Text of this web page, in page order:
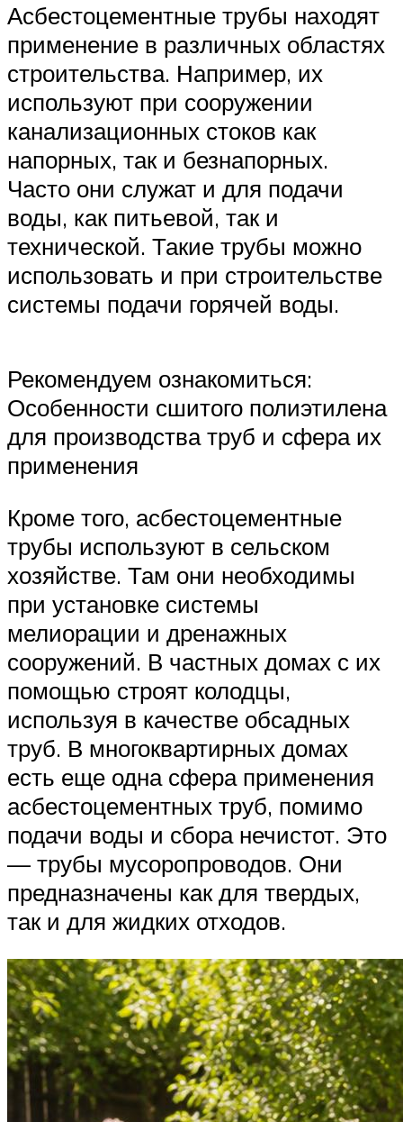
Асбестоцементные трубы находят
применение в различных областях
строительства. Например, их
используют при сооружении
канализационных стоков как
напорных, так и безнапорных.
Часто они служат и для подачи
воды, как питьевой, так и
технической. Такие трубы можно
использовать и при строительстве
системы подачи горячей воды.
Рекомендуем ознакомиться:
Особенности сшитого полиэтилена
для производства труб и сфера их
применения
Кроме того, асбестоцементные
трубы используют в сельском
хозяйстве. Там они необходимы
при установке системы
мелиорации и дренажных
сооружений. В частных домах с их
помощью строят колодцы,
используя в качестве обсадных
труб. В многоквартирных домах
есть еще одна сфера применения
асбестоцементных труб, помимо
подачи воды и сбора нечистот. Это
— трубы мусоропроводов. Они
предназначены как для твердых,
так и для жидких отходов.